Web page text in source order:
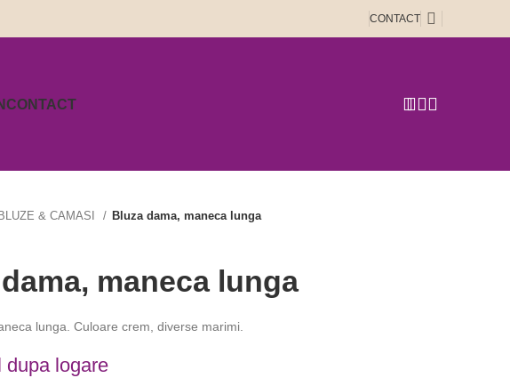
CONTACT
CONTACT
BLUZE & CAMASI Bluza dama, maneca lunga
maneca lunga
lunga. Culoare crem, diverse marimi.
dupa logare